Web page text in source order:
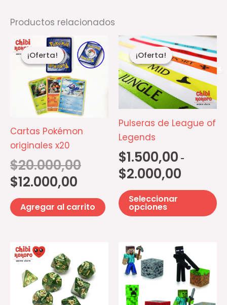
✕
Productos relacionados
¡Oferta!
¡Oferta!
Cartas Pokémon
originales x20
$20.000,00
El
precio
original
era:
$20.000,00.
$12.000,00
precio
actual
es:
$12.000,00.
Agregar al carrito
¡Oferta!
¡Oferta!
Pulseras de League of
Legends
$1.500,00 -
$2.000,00
Rango
de
precios:
desde
$1.500,00
hasta
$2.000,00
Seleccionar
opciones
la
producto
tiene
múltiples